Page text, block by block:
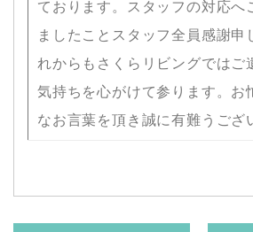
ております。スタッフの対応へ
ましたことスタッフ全員感謝申
れからもさくらリビングではご
気持ちを心がけて参ります。お
なお言葉を頂き誠に有難うござ